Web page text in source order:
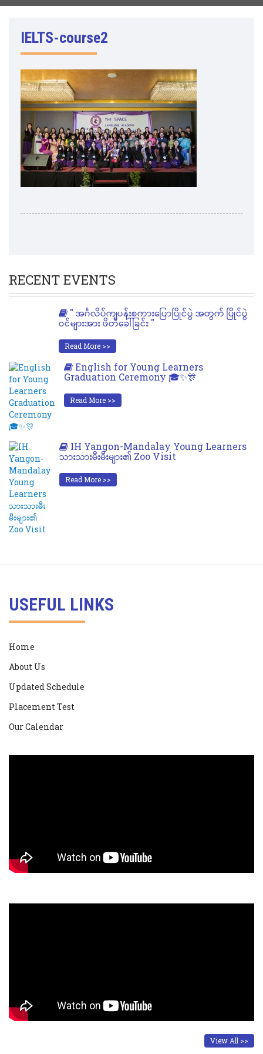
IELTS-course2
RECENT EVENTS
" အင်္ဂလိပ်ကျပန်းစကားပြောပြိုင်ပွဲ အတွက် ပြိုင်ပွဲ
ဝင်များအား ဖိတ်ခေါ်ခြင်း "
Read More >>
English for Young Learners
Graduation Ceremony 🎓✨🎊
Read More >>
IH Yangon-Mandalay Young Learners
သားသားမီးမီးများ၏ Zoo Visit
Read More >>
USEFUL LINKS
Home
About Us
Updated Schedule
Placement Test
Our Calendar
View All >>